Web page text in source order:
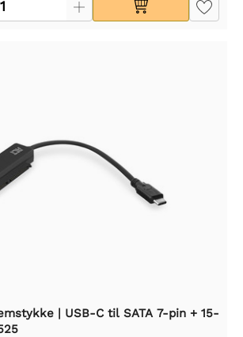
| USB-C til SATA 7-pin + 15-